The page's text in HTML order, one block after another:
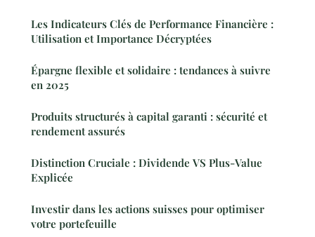
Les Indicateurs Clés de Performance Financière :
Utilisation et Importance Décryptées
Épargne flexible et solidaire : tendances à suivre
en 2025
Produits structurés à capital garanti : sécurité et
rendement assurés
Distinction Cruciale : Dividende VS Plus-Value
Explicée
Investir dans les actions suisses pour optimiser
votre portefeuille